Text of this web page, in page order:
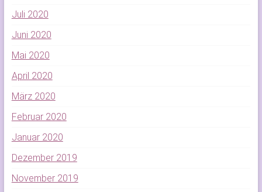
Juli 2020
Juni 2020
Mai 2020
April 2020
März 2020
Februar 2020
Januar 2020
Dezember 2019
November 2019